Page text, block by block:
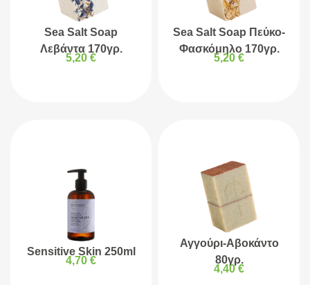
Sea Salt Soap
Λεβάντα 170γρ.
5,20 €
Sea Salt Soap Πεύκο-
Φασκόμηλο 170γρ.
5,20 €
Sensitive Skin 250ml
4,70 €
Αγγούρι-Αβοκάντο
80γρ.
4,40€